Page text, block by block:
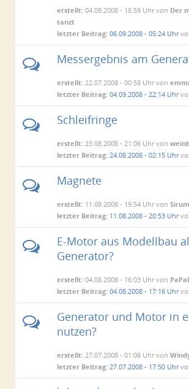
erstellt: 04.09.2008 - 18:59 Uhr von Der
tanzt
letzter Beitrag: 06.09.2008 - 05:24 Uhr
Messergebnis am
erstellt: 22.07.2008 - 00:58 Uhr vonemmi
letzter Beitrag: 04.09.2008 - 22:14 Uhr
Schleifringe
erstellt: 23.08.2008 - 21:06 Uhr von
letzter Beitrag: 24.08.2008 - 02:15 Uhr
Magnete
erstellt: 11.08.2008 - 19:54 Uhr von
letzter Beitrag: 11.08.2008 - 20:53 Uhr
E-Motor aus Modellbau
Generator?
erstellt: 04.08.2008 - 16:03 Uhr von
letzter Beitrag: 04.08.2008 - 17:16 Uhr
Generator und Motor in
nutzen?
erstellt: 27.07.2008 - 01:08 Uhr von
letzter Beitrag: 27.07.2008 - 17:50 Uhr